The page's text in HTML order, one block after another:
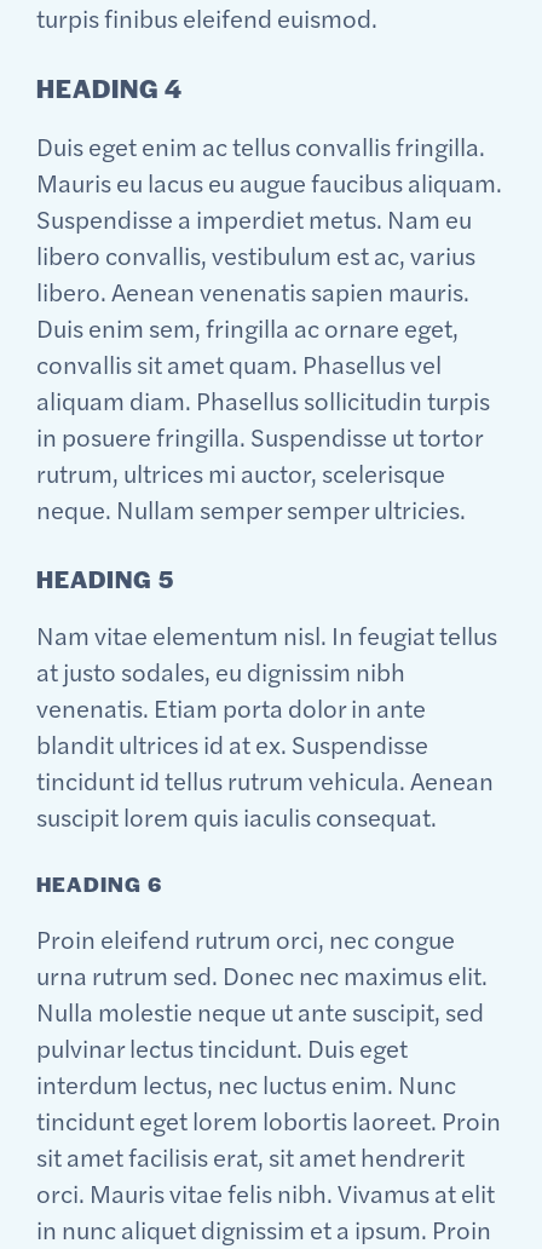
turpis finibus eleifend euismod.
HEADING 4
Duis eget enim ac tellus convallis fringilla.
Mauris eu lacus eu augue faucibus aliquam.
Suspendisse a imperdiet metus. Nam eu
libero convallis, vestibulum est ac, varius
libero. Aenean venenatis sapien mauris.
Duis enim sem, fringilla ac ornare eget,
convallis sit amet quam. Phasellus vel
aliquam diam. Phasellus sollicitudin turpis
in posuere fringilla. Suspendisse ut tortor
rutrum, ultrices mi auctor, scelerisque
neque. Nullam semper semper ultricies.
HEADING 5
Nam vitae elementum nisl. In feugiat tellus
at justo sodales, eu dignissim nibh
venenatis. Etiam porta dolor in ante
blandit ultrices id at ex. Suspendisse
tincidunt id tellus rutrum vehicula. Aenean
suscipit lorem quis iaculis consequat.
HEADING 6
Proin eleifend rutrum orci, nec congue
urna rutrum sed. Donec nec maximus elit.
Nulla molestie neque ut ante suscipit, sed
pulvinar lectus tincidunt. Duis eget
interdum lectus, nec luctus enim. Nunc
tincidunt eget lorem lobortis laoreet. Proin
sit amet facilisis erat, sit amet hendrerit
orci. Mauris vitae felis nibh. Vivamus at elit
in nunc aliquet dignissim et a ipsum. Proin